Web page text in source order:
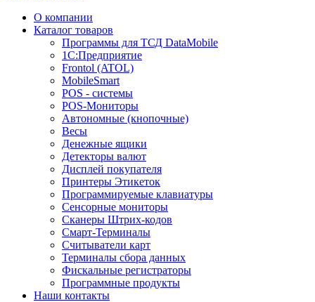
О компании
Каталог товаров
Программы для ТСД DataMobile
1С:Предприятие
Frontol (ATOL)
MobileSmart
POS - системы
POS-Мониторы
Автономные (кнопочные)
Весы
Денежные ящики
Детекторы валют
Дисплей покупателя
Принтеры Этикеток
Программируемые клавиатуры
Сенсорные мониторы
Сканеры Штрих-кодов
Смарт-Терминалы
Считыватели карт
Терминалы сбора данных
Фискальные регистраторы
Программные продукты
Наши контакты